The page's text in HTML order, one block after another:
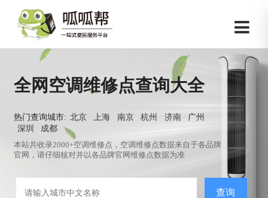
全网空调维修点查询大全
热门查询城市: 北京 上海 南京 杭州 济南
广州
深圳
成都
本站共收录2000+空调维修点，空调维修点数据来自于各品牌
官网，请仔细核对并以各品牌官网维修点数据为准
查询